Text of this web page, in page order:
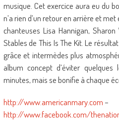
musique. Cet exercice aura eu du
n’a rien d’un retour en arrière et
chanteuses Lisa Hannigan,
Stables de This Is The Kit. Le
grâce et intermèdes plus
album concept d’éviter
minutes, mais se bonifie à chaque
http://www.americanmary.com–
http://www.facebook.com/